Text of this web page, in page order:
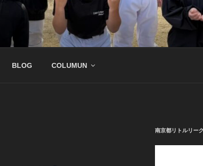
サイト
ム
BLOG COLUMUN
南京都リトルリー